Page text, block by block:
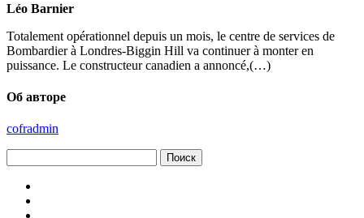
Léo Barnier
Totalement opérationnel depuis un mois, le centre de services de
Bombardier à Londres-Biggin Hill va continuer à monter en
puissance. Le constructeur canadien a annoncé,(…)
Об авторе
cofradmin